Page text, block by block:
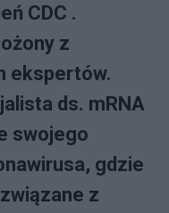
CDC .
z
ekspertów.
ds. mRNA
swojego
gdzie
z